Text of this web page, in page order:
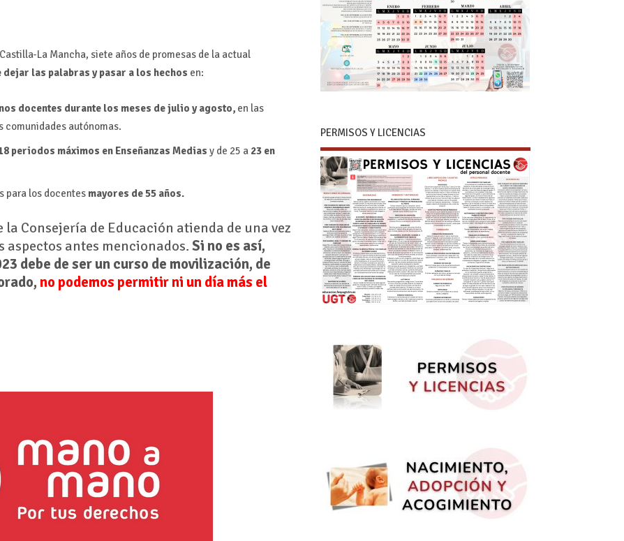
La Mancha, siete años de promesas de la actual
dejar las palabras y pasar a los hechos en:
docentes durante los meses de julio y agosto, en las
comunidades autónomas.
periodos máximos en Enseñanzas Medias y de 25 a 23 en
para los docentes mayores de 55 años.
la Consejería de Educación atienda de una vez
antes mencionados. Si no es así,
debe de ser un curso de movilización, de
no podemos permitir ni un día más el
PERMISOS Y LICENCIAS